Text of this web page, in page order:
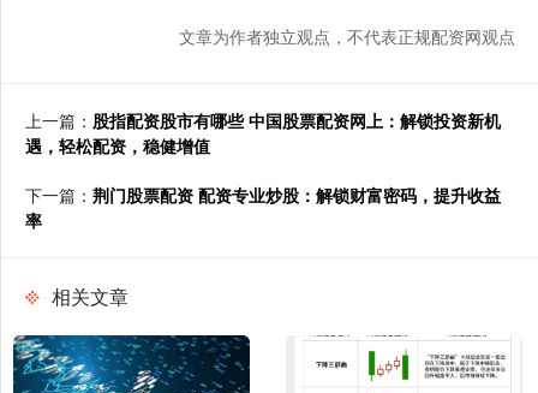
文章为作者独立观点，不代表正规配资网观点
上一篇： 股指配资股市有哪些 中国股票配资网上：解锁投资新机
遇，轻松配资，稳健增值
下一篇： 荆门股票配资 配资专业炒股：解锁财富密码，提升收益
率
相关文章